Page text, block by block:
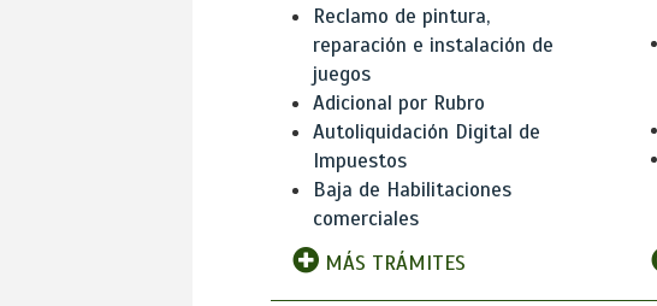
Reclamo de pintura,
reparación e instalación de
juegos
Adicional por Rubro
Autoliquidación Digital de
Impuestos
Baja de Habilitaciones
comerciales
MÁS TRÁMITES